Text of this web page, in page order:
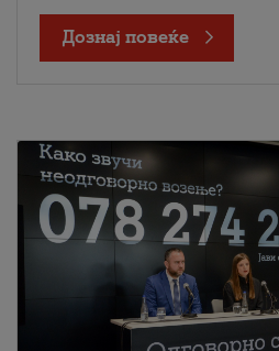
Дознај повеќе